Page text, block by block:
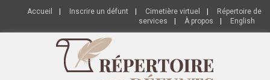
Accueil Inscrire un défunt Cimetière virtuel
Répertoire de
services
À propos English